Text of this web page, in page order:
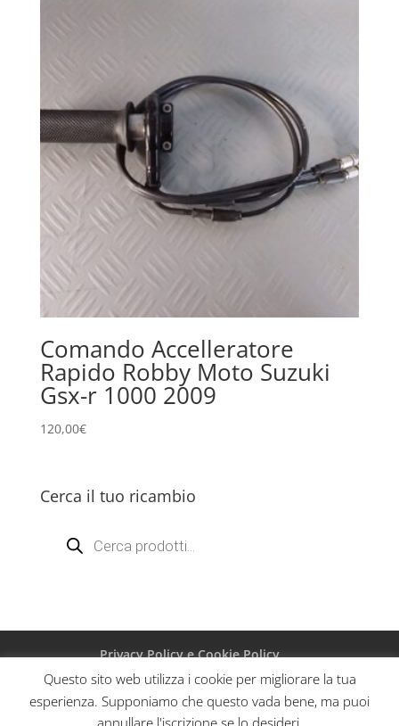
Comando Accelleratore
Rapido Robby Moto Suzuki
Gsx-r 1000 2009
120,00€
Cerca il tuo ricambio
search
Privacy Policy e Cookie Policy
Questo sito web utilizza i cookie per migliorare la tua
esperienza. Supponiamo che questo vada bene, ma puoi
annullare l'iscrizione se lo desideri.